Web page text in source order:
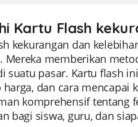
Kartu Flash
kekurangan dan
Mereka memberikan
suatu pasar. Kartu flash
harga, dan cara mencapai
komprehensif tentang
bagi siswa, guru, dan